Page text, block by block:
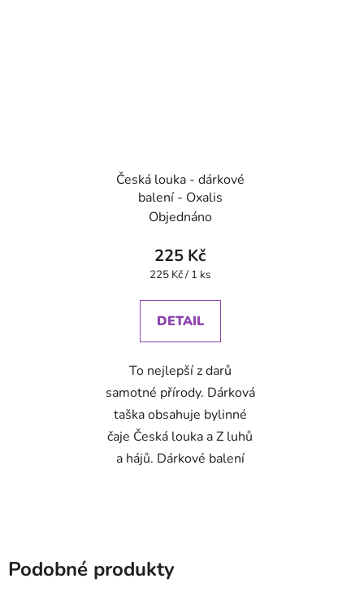
Česká louka - dárkové
balení - Oxalis
Objednáno
225 Kč
Měrná
225 Kč / 1 ks
DETAIL
To nejlepší z darů
samotné přírody. Dárková
taška obsahuje bylinné
čaje Česká louka a Z luhů
a hájů. Dárkové balení
Podobné produkty